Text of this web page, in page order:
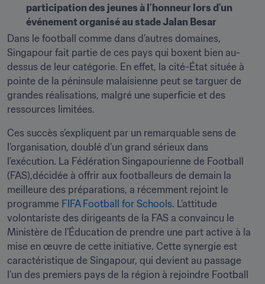
participation des jeunes à l’honneur lors d'un
événement organisé au stade Jalan Besar
Dans le football comme dans d’autres domaines,
Singapour fait partie de ces pays qui boxent bien au-
dessus de leur catégorie. En effet, la cité-État située à
pointe de la péninsule malaisienne peut se targuer de
grandes réalisations, malgré une superficie et des
ressources limitées.
Ces succès s’expliquent par un remarquable sens de
l’organisation, doublé d’un grand sérieux dans
l’exécution. La Fédération Singapourienne de Football
(FAS),décidée à offrir aux footballeurs de demain la
meilleure des préparations, a récemment rejoint le
programme FIFA Football for Schools. L’attitude
volontariste des dirigeants de la FAS a convaincu le
Ministère de l’Éducation de prendre une part active à la
mise en œuvre de cette initiative. Cette synergie est
caractéristique de Singapour, qui devient au passage
l’un des premiers pays de la région à rejoindre Football